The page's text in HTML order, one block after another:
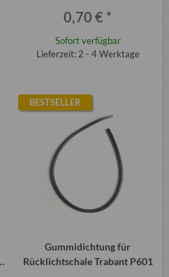
0,70 € *
Sofort verfügbar
Lieferzeit: 2 - 4 Werktage
BESTSELLER
Gummidichtung für
Rücklichtschale Trabant P601